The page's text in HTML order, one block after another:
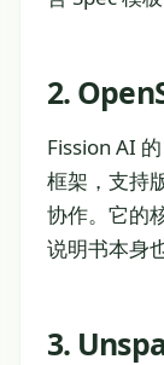
2.
Fission AI 的
框架，支持
协作。它的
说明书本身
3.